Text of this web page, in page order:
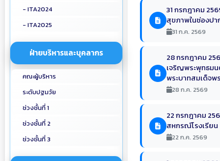
- ITA2024
- ITA2025
ฝ่ายบริหารและบุคลากร
คณะผู้บริหาร
ระดับปฐมวัย
ช่วงชั้นที่ 1
ช่วงชั้นที่ 2
ช่วงชั้นที่ 3
31 กรกฎาคม
สุขภาพในช่องปา
31 ก.ค. 2569
28 กรกฎาคม
เจริญพระพุทธม
พระบาทสมเด็จพ
28 ก.ค. 2569
22 กรกฎาคม
สหกรณ์โรงเรียน
22 ก.ค. 2569